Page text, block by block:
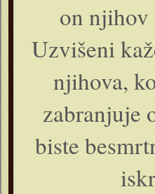
on njihov
Uzvišeni
njihova,
zabranjuje
biste